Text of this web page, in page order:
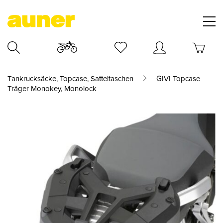
Tankrucksäcke, Topcase, Satteltaschen
GIVI Topcase
Träger Monokey, Monolock